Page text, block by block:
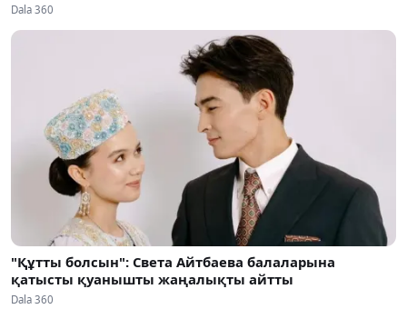
Dala 360
"Құтты болсын": Света Айтбаева балаларына
қатысты қуанышты жаңалықты айтты
Dala 360